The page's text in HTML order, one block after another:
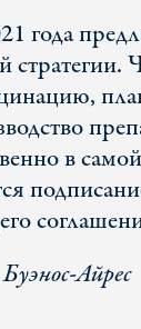
года
стратегии.
в
Айрес